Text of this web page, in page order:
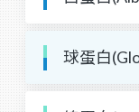
球蛋白